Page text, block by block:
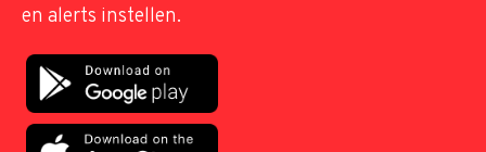
en alerts instellen.